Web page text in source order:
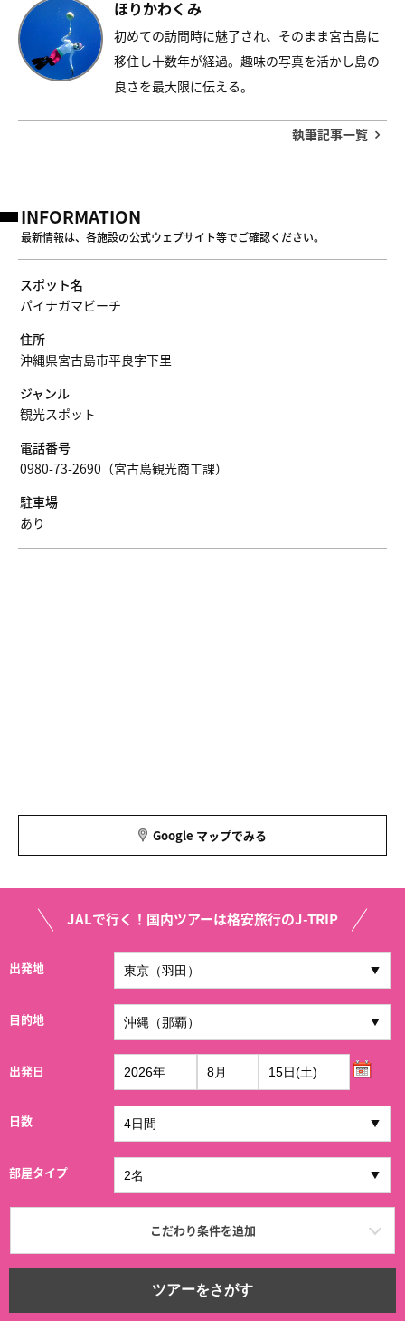
ほりかわくみ
初めての訪問時に魅了され、そのまま宮古島に
移住し十数年が経過。趣味の写真を活かし島の
良さを最大限に伝える。
執筆記事一覧
INFORMATION
最新情報は、各施設の公式ウェブサイト等でご確認ください。
スポット名
パイナガマビーチ
住所
沖縄県宮古島市平良字下里
ジャンル
観光スポット
電話番号
0980-73-2690（宮古島観光商工課）
駐車場
あり
Google マップでみる
JALで行く！国内ツアーは格安旅行のJ-TRIP
出発地
目的地
出発日
日数
部屋タイプ
こだわり条件を追加
ツアーをさがす